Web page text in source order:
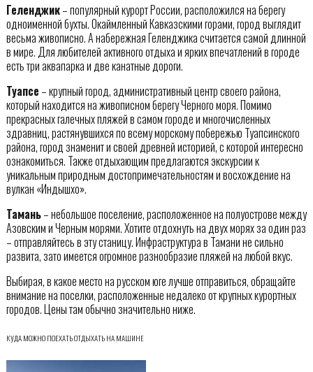
Геленджик– популярный курорт России, расположился на берегу
одноименной бухты. Окаймленный Кавказскими горами, город выглядит
весьма живописно. А набережная Геленджика считается самой длинной
в мире. Для любителей активного отдыха и ярких впечатлений в городе
есть три аквапарка и две канатные дороги.
Туапсе – крупный город, административный центр своего района,
который находится на живописном берегу Черного моря. Помимо
прекрасных галечных пляжей в самом городе и многочисленных
здравниц, растянувшихся по всему морскому побережью Туапсинского
района, город знаменит и своей древней историей, с которой интересно
ознакомиться. Также отдыхающим предлагаются экскурсии к
уникальным природным достопримечательностям и восхождение на
вулкан «Индышхо».
Тамань– небольшое поселение, расположенное на полуострове между
Азовским и Черным морями. Хотите отдохнуть на двух морях за один раз
– отправляйтесь в эту станицу. Инфраструктура в Тамани не сильно
развита, зато имеется огромное разнообразие пляжей на любой вкус.
Выбирая, в какое место на русском юге лучше отправиться, обращайте
внимание на поселки, расположенные недалеко от крупных курортных
городов. Цены там обычно значительно ниже.
КУДА МОЖНО ПОЕХАТЬ ОТДЫХАТЬ НА МАШИНЕ